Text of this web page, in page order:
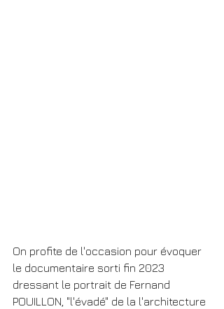
On profite de l'occasion pour évoquer
le documentaire sorti fin 2023
dressant le portrait de Fernand
POUILLON, "l'évadé" de la l'architecture